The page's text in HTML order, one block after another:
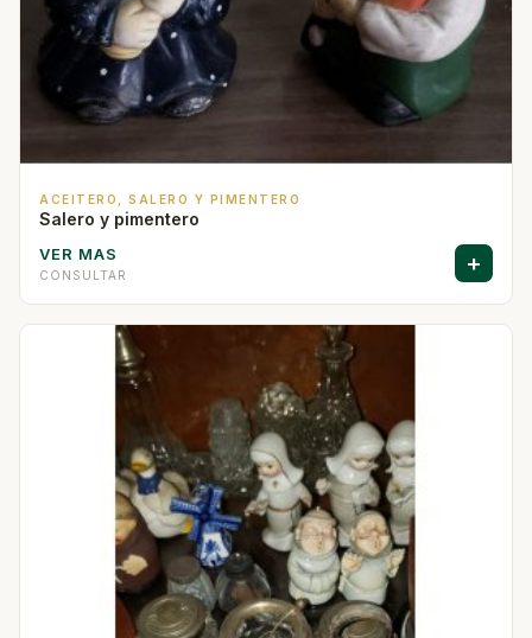
ACEITERO, SALERO Y PIMENTERO
Salero y pimentero
VER MAS
CONSULTAR +